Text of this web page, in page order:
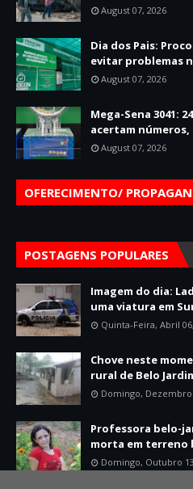
August 07, 2026
Dia dos Pais:
evitar problemas
August 07, 2026
Mega-Sena 3041:
acertam
August 07, 2026
OFERECIMENTO/
POSTAGENS POPULARES
Imagem do dia:
uma viatura em
Quinta-Feira, Abril
Chove neste
rural de Belo
Domingo, Dezembro
Professora belo-
morta em terreno
Domingo, Outubro